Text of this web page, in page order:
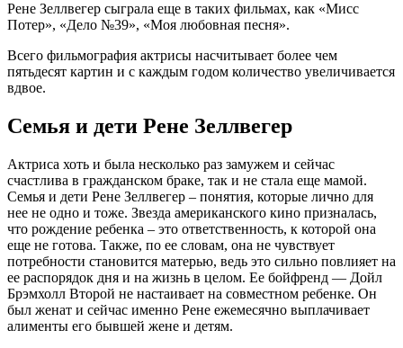
Рене Зеллвегер сыграла еще в таких фильмах, как «Мисс
Потер», «Дело №39», «Моя любовная песня».
Всего фильмография актрисы насчитывает более чем
пятьдесят картин и с каждым годом количество увеличивается
вдвое.
Семья и дети Рене Зеллвегер
Актриса хоть и была несколько раз замужем и сейчас
счастлива в гражданском браке, так и не стала еще мамой.
Семья и дети Рене Зеллвегер – понятия, которые лично для
нее не одно и тоже. Звезда американского кино призналась,
что рождение ребенка – это ответственность, к которой она
еще не готова. Также, по ее словам, она не чувствует
потребности становится матерью, ведь это сильно повлияет на
ее распорядок дня и на жизнь в целом. Ее бойфренд — Дойл
Брэмхолл Второй не настаивает на совместном ребенке. Он
был женат и сейчас именно Рене ежемесячно выплачивает
алименты его бывшей жене и детям.